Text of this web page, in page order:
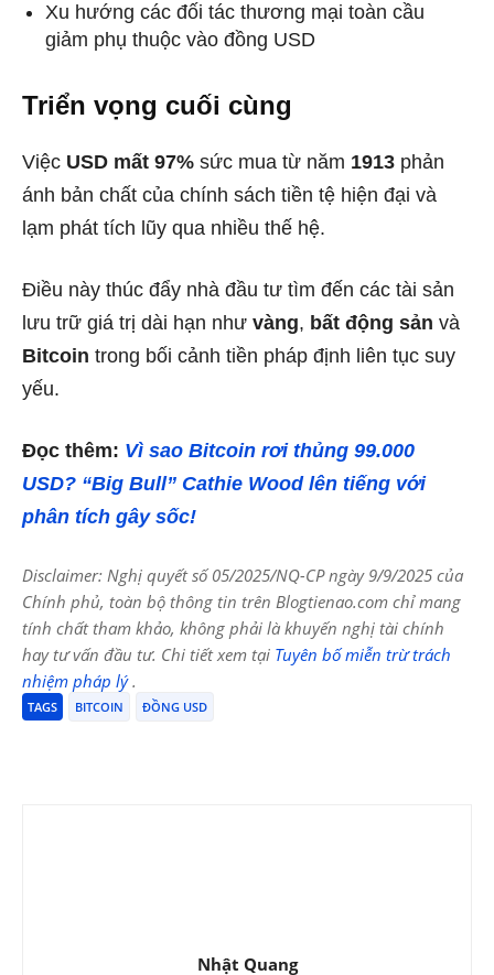
Xu hướng các đối tác thương mại toàn cầu
giảm phụ thuộc vào đồng USD
Triển vọng cuối cùng
Việc USD mất 97% sức mua từ năm 1913 phản
ánh bản chất của chính sách tiền tệ hiện đại và
lạm phát tích lũy qua nhiều thế hệ.
Điều này thúc đẩy nhà đầu tư tìm đến các tài sản
lưu trữ giá trị dài hạn như vàng, bất động sản và
Bitcoin trong bối cảnh tiền pháp định liên tục suy
yếu.
Đọc thêm: Vì sao Bitcoin rơi thủng 99.000
USD? “Big Bull” Cathie Wood lên tiếng với
phân tích gây sốc!
Disclaimer: Nghị quyết số 05/2025/NQ-CP ngày 9/9/2025 của
Chính phủ, toàn bộ thông tin trên Blogtienao.com chỉ mang
tính chất tham khảo, không phải là khuyến nghị tài chính
hay tư vấn đầu tư. Chi tiết xem tại Tuyên bố miễn trừ trách
nhiệm pháp lý.
TAGS BITCOIN ĐỒNG USD
Nhật Quang